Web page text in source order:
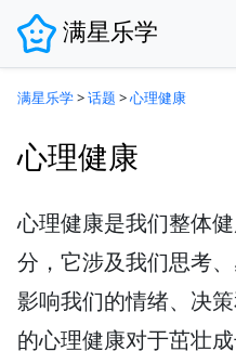
满星乐学
满星乐学>话题 >心理健康
心理健康
心理健康是我们整体
分，它涉及我们思考
影响我们的情绪、决
的心理健康对于茁壮